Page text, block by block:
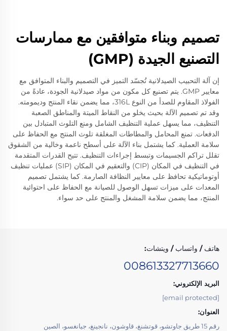
تصميم وبناء متوافقين مع ممارسات
التصنيع الجيدة (GMP)
إن آلة التحبيب الصيدلانية تُجسّد التميز في التصميم والبناء المتوافق مع
معايير GMP. يتم تصنيع كل مكون من مواد صيدلانية الجودة، عادةً من
الفولاذ المقاوم للصدأ من النوع 316L، مما يضمن نقاء المنتج وديمومته.
وقد تم تصميم الآلة بحيث يخلو من النقاط الميتة والمناطق الصعبة
التنظيف، مما يسهل عملية التنظيف الشامل ومنع التلوث المتبادل بين
الدفعات. تمنع المحامل والمطاطات المغلقة تلوث المنتج مع الحفاظ على
سلامة العملية. كما يشتمل بناء الآلة على أسطح ناعمة وخالية من الشقوق
تقلل تراكم الجسيمات وتبسط إجراءات التنظيف. تتيح القدرات المتقدمة
في التنظيف في المكان (CIP) والتعقيم في المكان (SIP) عمليات تنظيف
أوتوماتيكية تحافظ على معايير النظافة الصارمة. كما يشتمل تصميم
المعدات على ميزات تسهل الوصول للصيانة مع الحفاظ على احتوائية
المنتج، مما يضمن سلامة المشغل والمنتج على حد سواء.
هاتف / واتساب / ويتشات:
008613327713660
البريد الإلكتروني:
[email protected]
العنوان:
رقم 15 طريق جاوتشو، قوتشنغ، قاوشون، نانجينغ، جيانغسو، الصين